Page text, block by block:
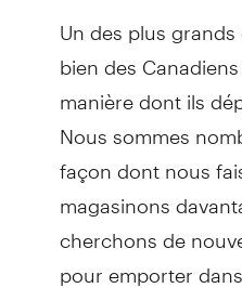
Un des plus
bien des
manière dont ils
Nous sommes
façon dont nous
magasinons
cherchons de
pour emporter